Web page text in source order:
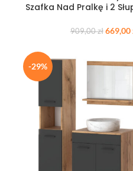
Szafka Nad Pralkę i 2
909,00zł 669,00
-29%